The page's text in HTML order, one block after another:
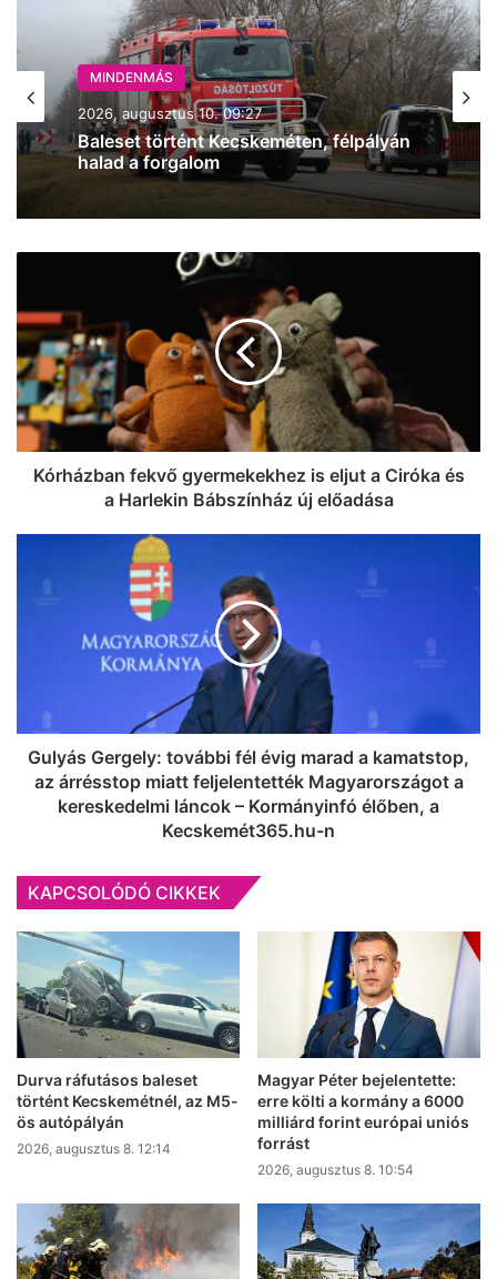
MINDENMÁS
2026, augusztus 10. 09:27
Baleset történt Kecskeméten, félpályán
halad a forgalom
gyermekekhez
is
eljut
a
Ciróka
és
a
Harlekin
Kórházban fekvő gyermekekhez is eljut a Ciróka és
a Harlekin Bábszínház új előadása
az
árrésstop
miatt
feljelentették
láncok
Kormányinfó
élőben,
a
Kecskemét365.hu-
n
Gulyás Gergely: további fél évig marad a kamatstop,
az árrésstop miatt feljelentették Magyarországot a
kereskedelmi láncok – Kormányinfó élőben, a
Kecskemét365.hu-n
KAPCSOLÓDÓ CIKKEK
Durva ráfutásos baleset
történt Kecskemétnél, az M5-
ös autópályán
2026, augusztus 8. 12:14
Magyar Péter bejelentette:
erre költi a kormány a 6000
milliárd forint európai uniós
forrást
2026, augusztus 8. 10:54